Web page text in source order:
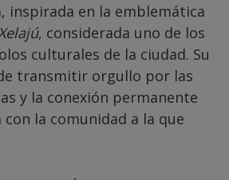
inspirada en la emblemática
, considerada uno de los
culturales de la ciudad. Su
transmitir orgullo por las
y la conexión permanente
con la comunidad a la que